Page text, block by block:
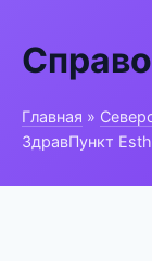
Главная »
ЗдравПункт